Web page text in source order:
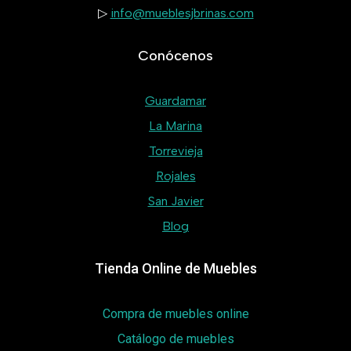
▷ info@mueblesjbrinas.com
Conócenos
Guardamar
La Marina
Torrevieja
Rojales
San Javier
Blog
Tienda Online de Muebles
Compra de muebles online
Catálogo de muebles